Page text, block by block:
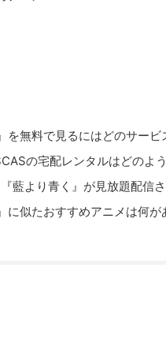
を無料で見るにはどのサービ
の宅配レンタルはどのよ
藍より青く』が見放題配信
に似たおすすめアニメは何が